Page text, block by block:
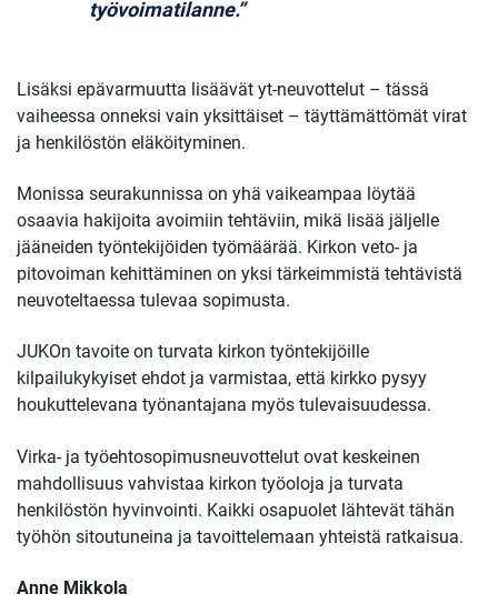
työvoimatilanne.”
Lisäksi epävarmuutta lisäävät yt-neuvottelut – tässä
vaiheessa onneksi vain yksittäiset – täyttämättömät virat
ja henkilöstön eläköityminen.
Monissa seurakunnissa on yhä vaikeampaa löytää
osaavia hakijoita avoimiin tehtäviin, mikä lisää jäljelle
jääneiden työntekijöiden työmäärää. Kirkon veto- ja
pitovoiman kehittäminen on yksi tärkeimmistä tehtävistä
neuvoteltaessa tulevaa sopimusta.
JUKOn tavoite on turvata kirkon työntekijöille
kilpailukykyiset ehdot ja varmistaa, että kirkko pysyy
houkuttelevana työnantajana myös tulevaisuudessa.
Virka- ja työehtosopimusneuvottelut ovat keskeinen
mahdollisuus vahvistaa kirkon työoloja ja turvata
henkilöstön hyvinvointi. Kaikki osapuolet lähtevät tähän
työhön sitoutuneina ja tavoittelemaan yhteistä ratkaisua.
Anne Mikkola